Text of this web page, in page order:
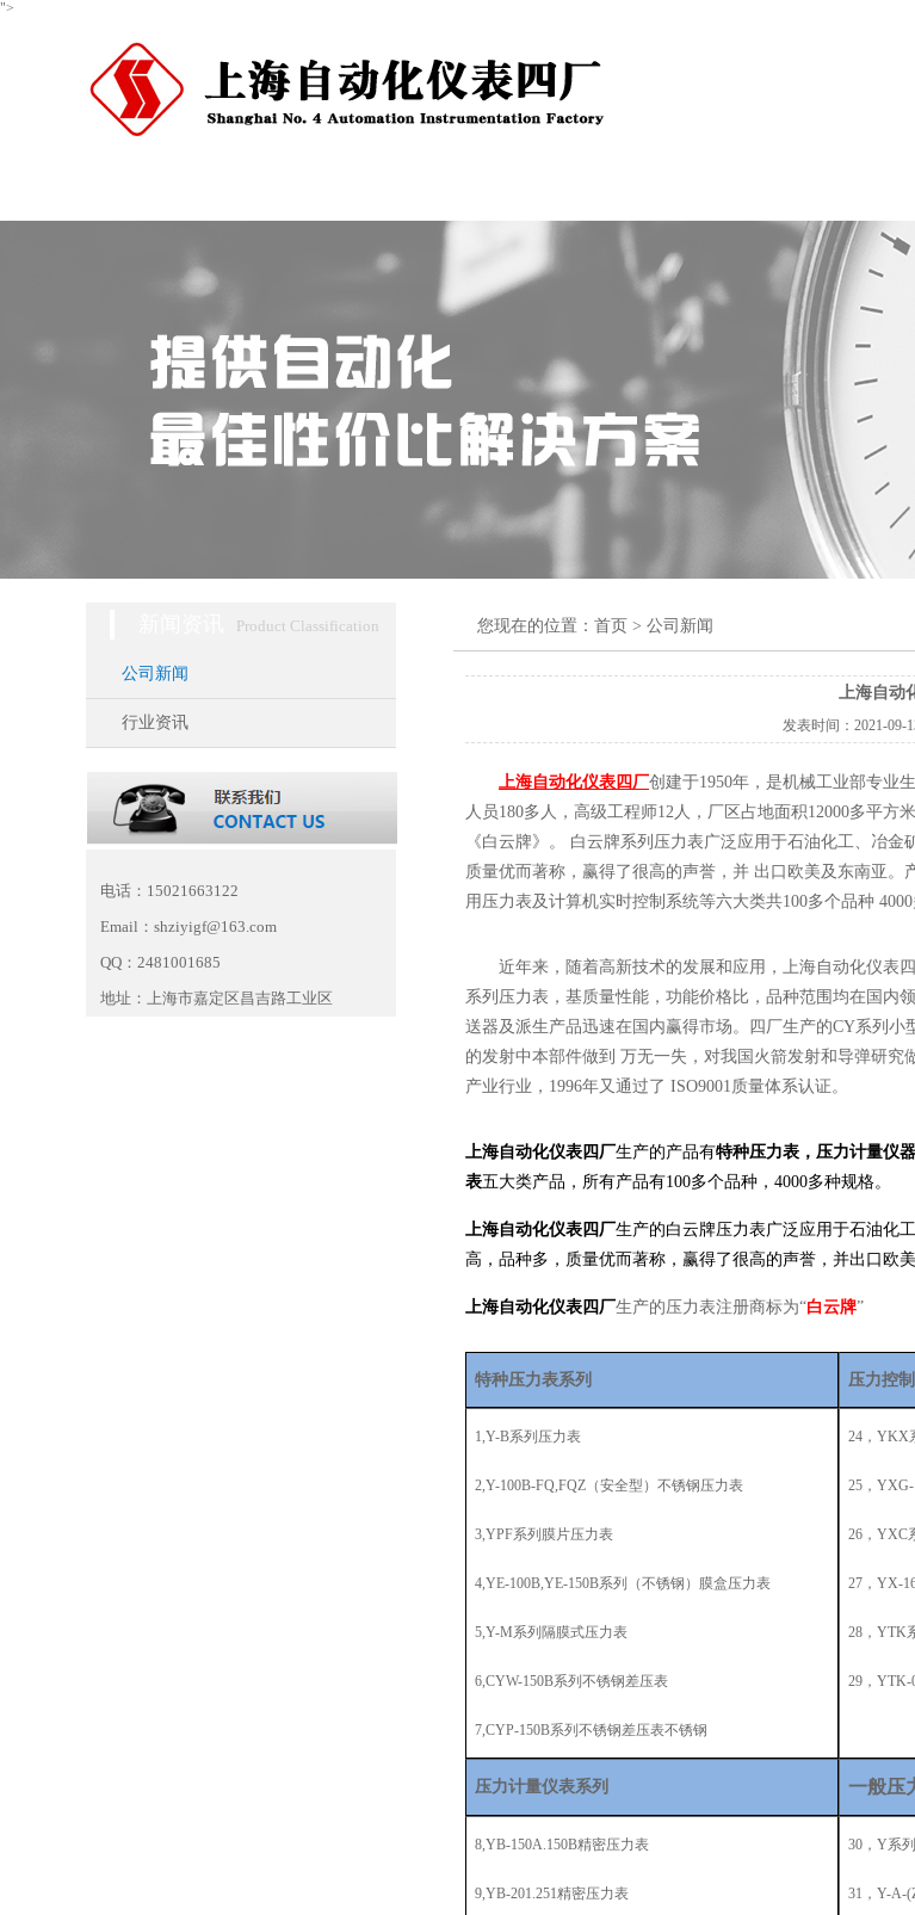
">
Product Classification
公司新闻
行业资讯
电话：15021663122
Email：shziyigf@163.com
QQ：2481001685
地址：上海市嘉定区昌吉路工业区
您现在的位置： 首页 > 公司新闻
上海自动
发表时间： 2021-09-
上海自动化仪表四厂创建于1950年，是机械工业部专业
人员180多人，高级工程师12人，厂区占地面积12000多平
《白云牌》。 白云牌系列压力表广泛应用于石油化工、冶
质量优而著称，赢得了很高的声誉，并 出口欧美及东南亚
用压力表及计算机实时控制系统等六大类共100多个品种 4000
近年来，随着高新技术的发展和应用，上海自动化仪表
系列压力表，基质量性能，功能价格比，品种范围均在国内
送器及派生产品迅速在国内赢得市场。四厂生产的CY系列
的发射中本部件做到 万无一失，对我国火箭发射和导弹研
产业行业，1996年又通过了 ISO9001质量体系认证。
上海自动化仪表四厂生产的产品有特种压力表，压力计量仪
表五大类产品，所有产品有100多个品种，4000多种规格。
上海自动化仪表四厂生产的白云牌压力表广泛应用于石油化
高，品种多，质量优而著称，赢得了很高的声誉，并出口欧
上海自动化仪表四厂生产的压力表注册商标为“白云牌”
特种压力表系列 压力控
1,Y-B系列压力表
2,Y-100B-FQ,FQZ（安全型）不锈钢压力表
3,YPF系列膜片压力表
4,YE-100B,YE-150B系列（不锈钢）膜盒压力表
5,Y-M系列隔膜式压力表
6,CYW-150B系列不锈钢差压表
7,CYP-150B系列不锈钢差压表不锈钢
24，YKX
25，
26，YXC
27，YX-
28，YTK
29，YTK-
压力计量仪表系列 一般压
8,YB-150A.150B精密压力表
9,YB-201.251精密压力表
30，Y系
31，Y-A-